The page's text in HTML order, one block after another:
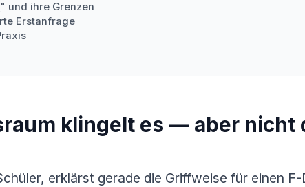
und ihre Grenzen
Erstanfrage
klingelt es — aber nicht
erklärst gerade die Griffweise für einen